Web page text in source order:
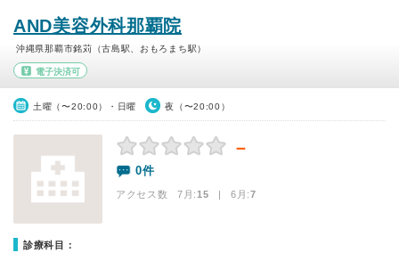
AND美容外科那覇院
沖縄県那覇市銘苅（古島駅、おもろまち駅）
電子決済可
土曜（〜20:00）・日曜 夜（〜20:00）
－
0件
アクセス数 7月:15 | 6月:7
診療科目：